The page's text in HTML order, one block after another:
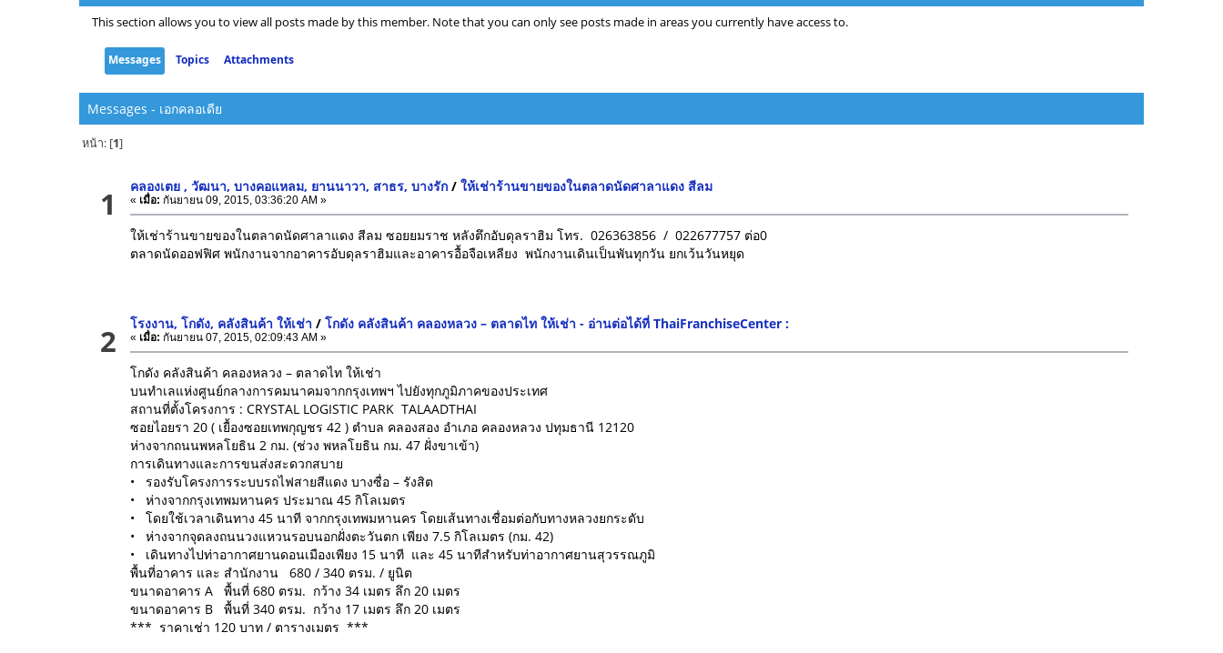
This section allows you to view all posts made by this member. Note that you can only see posts made in areas you currently have access to.
Messages Topics Attachments
Messages - เอกคลอเดีย
หน้า: [1]
1 คลองเตย , วัฒนา, บางคอแหลม, ยานนาวา, สาธร, บางรัก /ให้เช่าร้านขายของในตลาดนัดศาลาแดง สีลม
« เมื่อ: กันยายน 09, 2015, 03:36:20 AM »
ให้เช่าร้านขายของในตลาดนัดศาลาแดง สีลม ซอยยมราช หลังตึกอับดุลราฮิม โทร. 026363856 / 022677757 ต่อ0
ตลาดนัดออฟฟิศ พนักงานจากอาคารอับดุลราฮิมและอาคารอื้อจือเหลียง พนักงานเดินเป็นพันทุกวัน ยกเว้นวันหยุด
2 โรงงาน, โกดัง, คลังสินค้า ให้เช่า /โกดัง คลังสินค้า คลองหลวง – ตลาดไท ให้เช่า - อ่านต่อได้ที่ ThaiFranchiseCenter :
« เมื่อ: กันยายน 07, 2015, 02:09:43 AM »
โกดัง คลังสินค้า คลองหลวง – ตลาดไท ให้เช่า
บนทำเลแห่งศูนย์กลางการคมนาคมจากกรุงเทพฯ ไปยังทุกภูมิภาคของประเทศ
สถานที่ตั้งโครงการ : CRYSTAL LOGISTIC PARK TALAADTHAI
ซอยไอยรา 20 ( เยื้องซอยเทพกุญชร 42 ) ตำบล คลองสอง อำเภอ คลองหลวง ปทุมธานี 12120
ห่างจากถนนพหลโยธิน 2 กม. (ช่วง พหลโยธิน กม. 47 ฝั่งขาเข้า)
การเดินทางและการขนส่งสะดวกสบาย
• รองรับโครงการระบบรถไฟสายสีแดง บางซื่อ – รังสิต
• ห่างจากกรุงเทพมหานคร ประมาณ 45 กิโลเมตร
• โดยใช้เวลาเดินทาง 45 นาที จากกรุงเทพมหานคร โดยเส้นทางเชื่อมต่อกับทางหลวงยกระดับ
• ห่างจากจุดลงถนนวงแหวนรอบนอกฝั่งตะวันตก เพียง 7.5 กิโลเมตร (กม. 42)
• เดินทางไปท่าอากาศยานดอนเมืองเพียง 15 นาที และ 45 นาทีสำหรับท่าอากาศยานสุวรรณภูมิ
พื้นที่อาคาร และ สำนักงาน 680 / 340 ตรม. / ยูนิต
ขนาดอาคาร A พื้นที่ 680 ตรม. กว้าง 34 เมตร ลึก 20 เมตร
ขนาดอาคาร B พื้นที่ 340 ตรม. กว้าง 17 เมตร ลึก 20 เมตร
*** ราคาเช่า 120 บาท / ตารางเมตร ***